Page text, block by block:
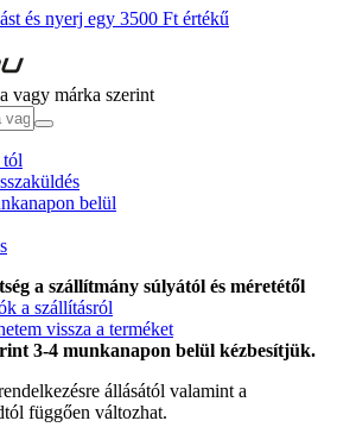
és nyerj egy 3500 Ft értékű
vagy márka szerint
belül
a szállítmány súlyától és méretétől
a szállításról
vissza a terméket
3-4 munkanapon belül kézbesítjük.
állásától valamint a
függően változhat.